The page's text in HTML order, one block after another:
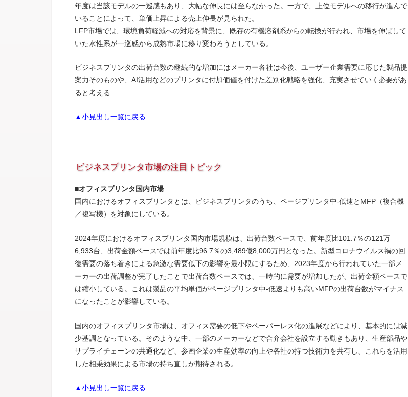
年度は当該モデルの一巡感もあり、大幅な伸長には至らなかった。一方で、上位モデルへの移行が進んで
いることによって、単価上昇による売上伸長が見られた。
LFP市場では、環境負荷軽減への対応を背景に、既存の有機溶剤系からの転換が行われ、市場を伸ばして
いた水性系が一巡感から成熟市場に移り変わろうとしている。
ビジネスプリンタの出荷台数の継続的な増加にはメーカー各社は今後、ユーザー企業需要に応じた製品提
案力そのものや、AI活用などのプリンタに付加価値を付けた差別化戦略を強化、充実させていく必要があ
ると考える
▲小見出し一覧に戻る
ビジネスプリンタ市場の注目トピック
■オフィスプリンタ国内市場
国内におけるオフィスプリンタとは、ビジネスプリンタのうち、ページプリンタ中-低速とMFP（複合機
／複写機）を対象にしている。
2024年度におけるオフィスプリンタ国内市場規模は、出荷台数ベースで、前年度比101.7％の121万
6,933台、出荷金額ベースでは前年度比96.7％の3,489億8,000万円となった。新型コロナウイルス禍の回
復需要の落ち着きによる急激な需要低下の影響を最小限にするため、2023年度から行われていた一部メ
ーカーの出荷調整が完了したことで出荷台数ベースでは、一時的に需要が増加したが、出荷金額ベースで
は縮小している。これは製品の平均単価がページプリンタ中-低速よりも高いMFPの出荷台数がマイナス
になったことが影響している。
国内のオフィスプリンタ市場は、オフィス需要の低下やペーパーレス化の進展などにより、基本的には減
少基調となっている。そのような中、一部のメーカーなどで合弁会社を設立する動きもあり、生産部品や
サプライチェーンの共通化など、参画企業の生産効率の向上や各社の持つ技術力を共有し、これらを活用
した相乗効果による市場の持ち直しが期待される。
▲小見出し一覧に戻る